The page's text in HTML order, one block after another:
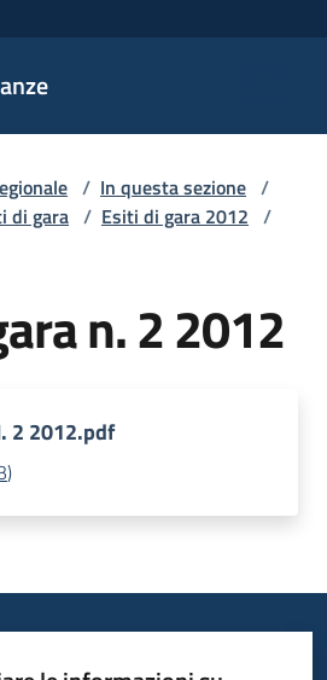
/ In questa sezione /
di gara / Esiti di gara 2012 /
n. 2 2012
2 2012.pdf
)